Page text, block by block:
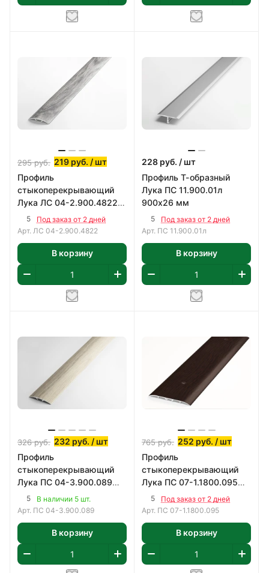
295руб. 219 руб. / шт
Профиль
стыкоперекрывающий
Лука ЛС 04-2.900.4822
900х30 мм
5
Под заказ от 2 дней
Арт. ЛС 04-2.900.4822
В корзину
228 руб. / шт
Профиль Т-образный
Лука ПС 11.900.01л
900х26 мм
5
Под заказ от 2 дней
Арт. ПС 11.900.01л
В корзину
326руб. 232 руб. / шт
Профиль
стыкоперекрывающий
Лука ПС 04-3.900.089
900х35 мм
5
В наличии 5 шт.
Арт. ПС 04-3.900.089
В корзину
765руб. 252 руб. / шт
Профиль
стыкоперекрывающий
Лука ПС 07-1.1800.095
1800х60 мм
5
Под заказ от 2 дней
Арт. ПС 07-1.1800.095
В корзину